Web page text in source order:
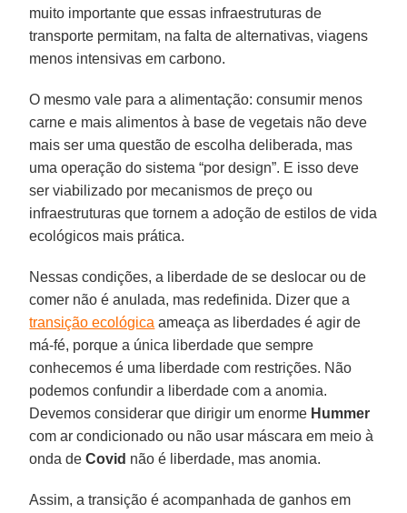
muito importante que essas infraestruturas de
transporte permitam, na falta de alternativas, viagens
menos intensivas em carbono.
O mesmo vale para a alimentação: consumir menos
carne e mais alimentos à base de vegetais não deve
mais ser uma questão de escolha deliberada, mas
uma operação do sistema “por design”. E isso deve
ser viabilizado por mecanismos de preço ou
infraestruturas que tornem a adoção de estilos de vida
ecológicos mais prática.
Nessas condições, a liberdade de se deslocar ou de
comer não é anulada, mas redefinida. Dizer que a
transição ecológica ameaça as liberdades é agir de
má-fé, porque a única liberdade que sempre
conhecemos é uma liberdade com restrições. Não
podemos confundir a liberdade com a anomia.
Devemos considerar que dirigir um enorme Hummer
com ar condicionado ou não usar máscara em meio à
onda deCovid não é liberdade, mas anomia.
Assim, a transição é acompanhada de ganhos em